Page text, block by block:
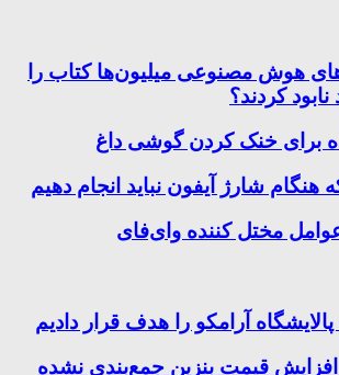
هوش مصنوعی میلیون‌ها کتاب را
کردند؟
برای خنک کردن گوشی داغ
هنگام شارژ آیفون نباید انجام دهیم
مختل کننده وای‌فای
آرامکو را هدف قرار دادیم
افزایش قیمت بنزین جمع‌بندی نشده